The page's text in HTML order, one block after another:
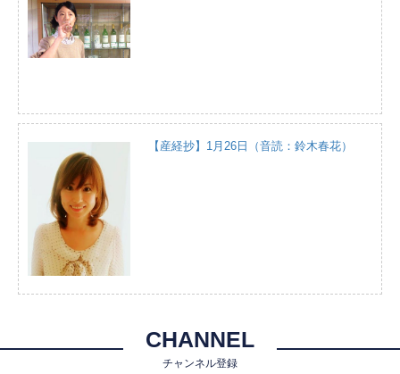
【産経抄】1月26日（音読：鈴木春花）
CHANNEL
チャンネル登録